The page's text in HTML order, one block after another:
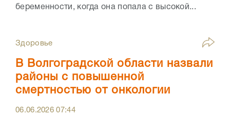
беременности, когда она попала с высокой...
Здоровье
В Волгоградской области назвали
районы с повышенной
смертностью от онкологии
06.06.202607:44